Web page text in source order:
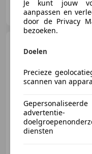
AutoFirst De Jong Auto’s
NL-4247 ES KEDICHEM
Je kunt jouw
aanpassen en
door de Privacy
bezoeken.
Doelen
Precieze
scannen van
advertentie-
diensten